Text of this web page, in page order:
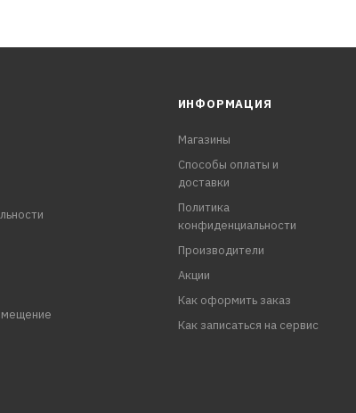
ИНФОРМАЦИЯ
Магазины
Способы оплаты и
доставки
Политика
конфиденциальности
Производители
Акции
Как оформить заказ
Как записаться на сервис